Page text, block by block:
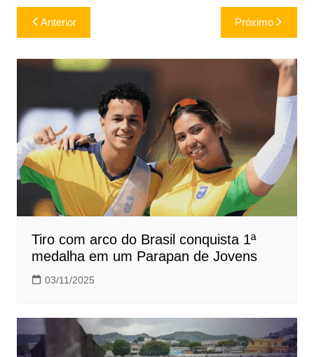
Navegação
de
Post
Anterior Próximo
Tiro com arco do Brasil conquista 1ª
medalha em um Parapan de Jovens
03/11/2025